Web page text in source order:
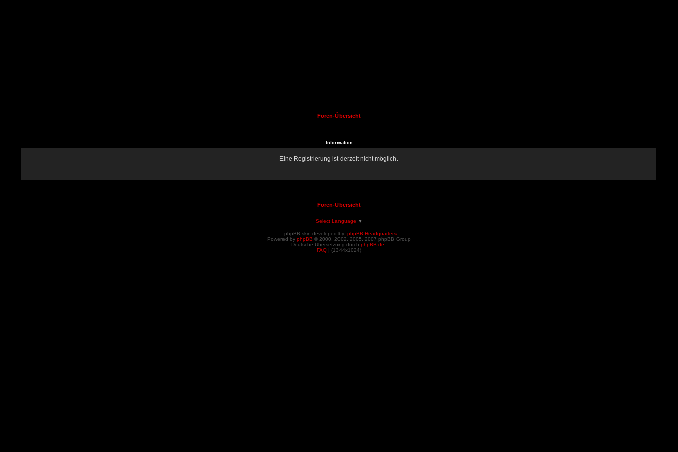
Foren-Übersicht
Information
Eine Registrierung ist derzeit nicht möglich.
Foren-Übersicht
Select Language ▼
phpBB skin developed by: phpBB Headquarters
Powered by phpBB © 2000, 2002, 2005, 2007 phpBB Group
Deutsche Übersetzung durch phpBB.de
FAQ | (1344x1024)